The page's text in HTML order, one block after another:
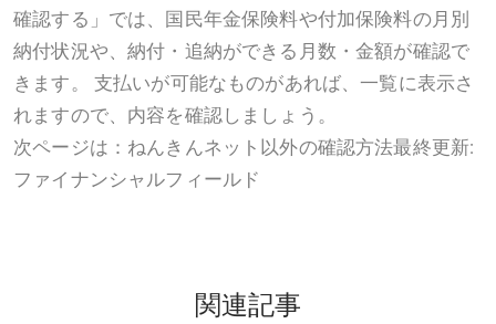
確認する」では、国民年金保険料や付加保険料の月別
納付状況や、納付・追納ができる月数・金額が確認で
きます。 支払いが可能なものがあれば、一覧に表示さ
れますので、内容を確認しましょう。
次ページは：ねんきんネット以外の確認方法最終更新:
ファイナンシャルフィールド
関連記事